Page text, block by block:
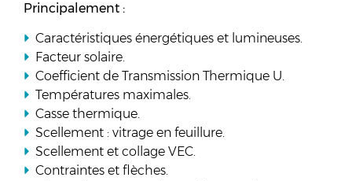
Principalement :
Caractéristiques énergétiques et lumineuses.
Facteur solaire.
Coefficient de Transmission Thermique U.
Températures maximales.
Casse thermique.
Scellement : vitrage en feuillure.
Scellement et collage VEC.
Contraintes et flèches.